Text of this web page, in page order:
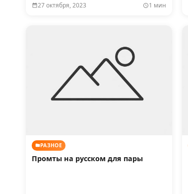
27 октября, 2023 1 мин
РАЗНОЕ
Промты на русском для пары